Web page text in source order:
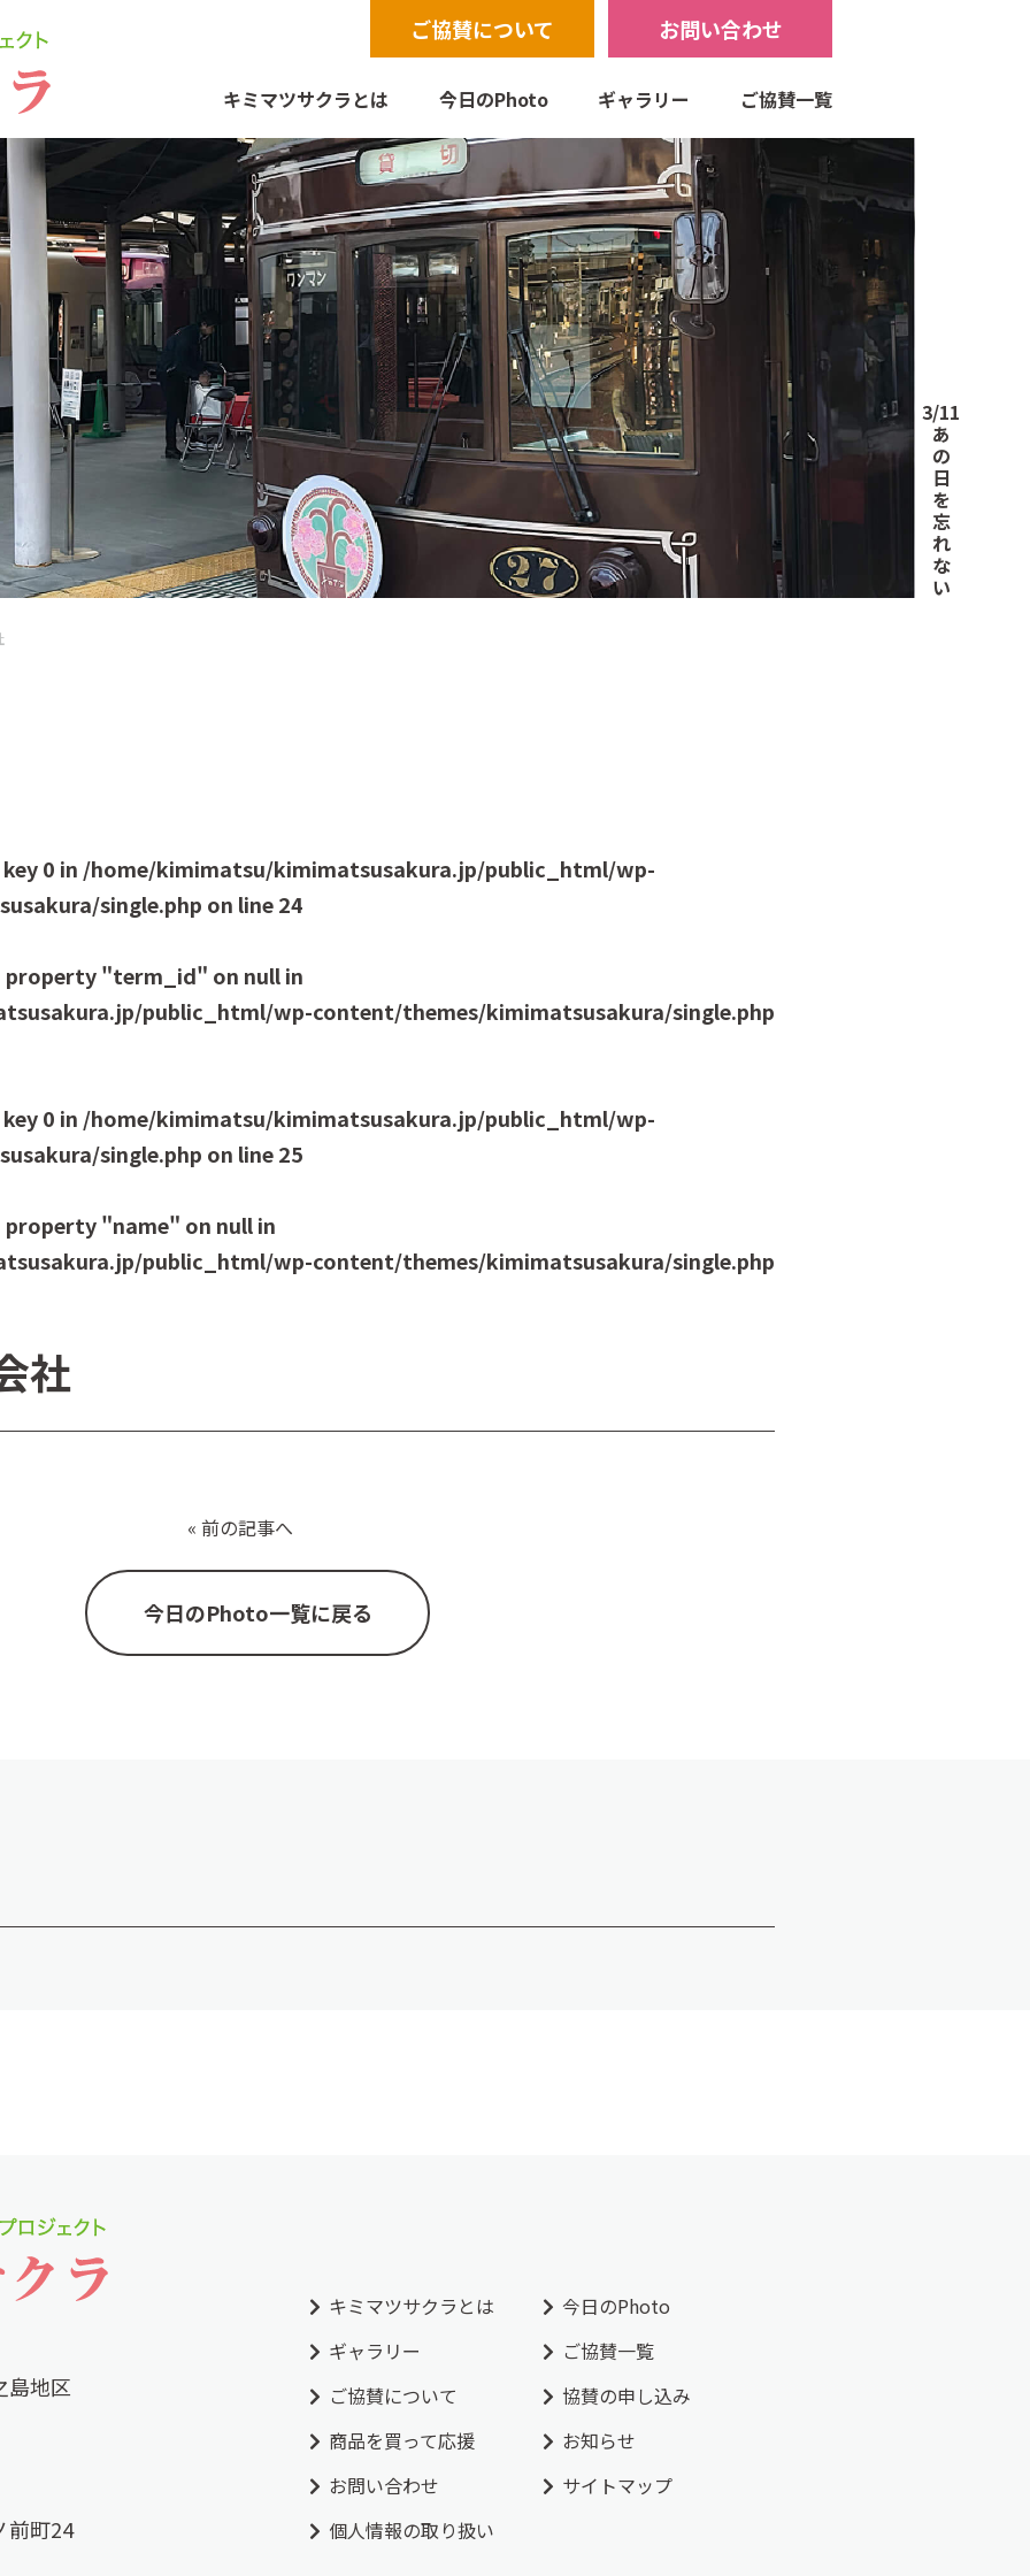
キミマツサクラとは 今日のPhoto ギャラリー ご協賛一覧
ご協賛について お問い合わせ
3/11
あ
の
日
を
忘
れ
な
い
0 in /home/kimimatsu/kimimatsusakura.jp/public_html/wp-
single.php on line24
"term_id" on null in
public_html/wp-content/themes/kimimatsusakura/single.php
0 in /home/kimimatsu/kimimatsusakura.jp/public_html/wp-
single.php on line25
"name" on null in
public_html/wp-content/themes/kimimatsusakura/single.php
社
« 前の記事へ
今日のPhoto一覧に戻る
島地区
前町24
キミマツサクラとは
今日のPhoto
ギャラリー
ご協賛一覧
ご協賛について
協賛の申し込み
商品を買って応援
お知らせ
お問い合わせ
サイトマップ
個人情報の取り扱い